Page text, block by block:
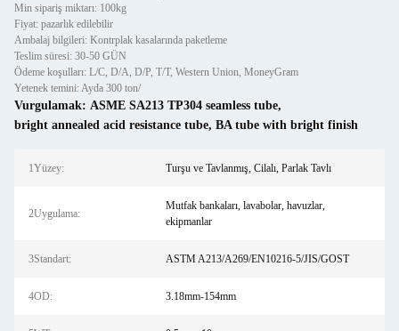
Min sipariş miktarı: 100kg
Fiyat: pazarlık edilebilir
Ambalaj bilgileri: Kontrplak kasalarında paketleme
Teslim süresi: 30-50 GÜN
Ödeme koşulları: L/C, D/A, D/P, T/T, Western Union, MoneyGram
Yetenek temini: Ayda 300 ton/
Vurgulamak: ASME SA213 TP304 seamless tube,
bright annealed acid resistance tube, BA tube with bright finish
1Yüzey: Turşu ve Tavlanmış, Cilalı, Parlak Tavlı
2Uygulama:
Mutfak bankaları, lavabolar, havuzlar,
ekipmanlar
3Standart: ASTM A213/A269/EN10216-5/JIS/GOST
4OD: 3.18mm-154mm